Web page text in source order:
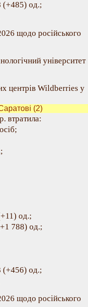
(+485) од.;
щодо російського
університет
центрів Wildberries у
(2)
втратила:
од.;
788) од.;
(+456) од.;
щодо російського